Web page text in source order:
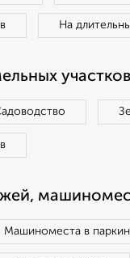
На
Машиноместа в